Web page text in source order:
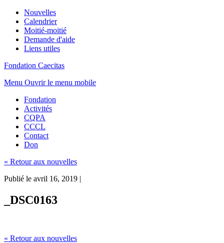
Nouvelles
Calendrier
Moitié-moitié
Demande d'aide
Liens utiles
Fondation Caecitas
Menu Ouvrir le menu mobile
Fondation
Activités
CQPA
CCCL
Contact
Don
« Retour aux nouvelles
Publié le avril 16, 2019 |
_DSC0163
« Retour aux nouvelles